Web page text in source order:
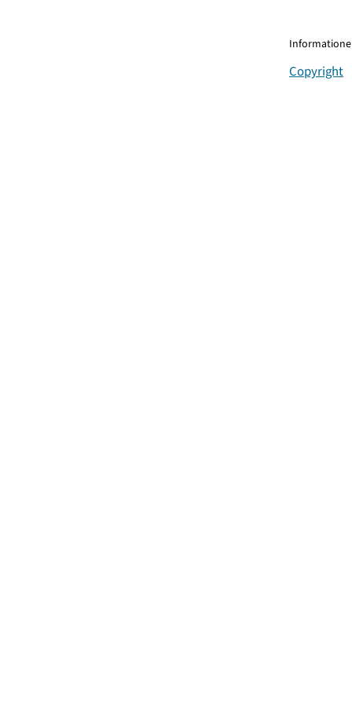
Copyright